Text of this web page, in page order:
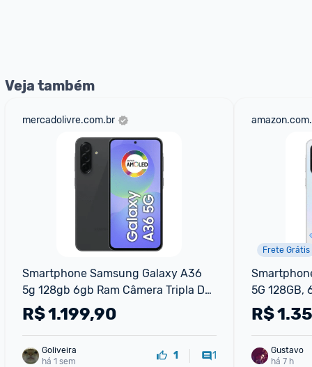
Veja também
mercadolivre.com.br
Smartphone Samsung Galaxy A36
5g 128gb 6gb Ram Câmera Tripla De
Até 50mp Selfie De 12mp Ip67 Super
Amoled 6.7'' Nfc Re
R$1.199,90
Goliveira
há 1 sem
1 1
Frete Grátis
5G 128GB,
IP67, Super
AI, Branco
R$
Gustavo
há 7 h